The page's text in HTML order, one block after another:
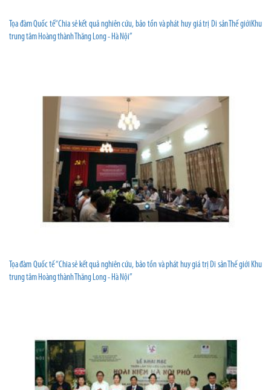
Tọa đàm Quốc tế“Chia sẻ kết quả nghiên cứu, bảo tồn và phát huy giá trị Di sản Thế giớiKhu
trung tâm Hoàng thành Thăng Long - Hà Nội”
Tọa đàm Quốc tế “Chia sẻ kết quả nghiên cứu, bảo tồn và phát huy giá trị Di sản Thế giới Khu
trung tâm Hoàng thành Thăng Long - Hà Nội”